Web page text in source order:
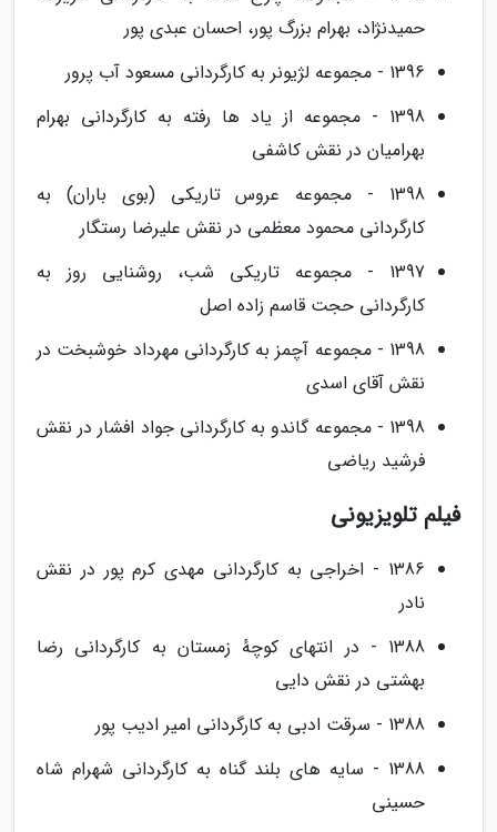
حمیدنژاد، بهرام بزرگ پور، احسان عبدی پور
1396 - مجموعه لژیونر به کارگردانی مسعود آب پرور
1398 - مجموعه از یاد ها رفته به کارگردانی بهرام
بهرامیان در نقش کاشفی
1398 - مجموعه عروس تاریکی (بوی باران) به
کارگردانی محمود معظمی در نقش علیرضا رستگار
1397 - مجموعه تاریکی شب، روشنایی روز به
کارگردانی حجت قاسم زاده اصل
1398 - مجموعه آچمز به کارگردانی مهرداد خوشبخت در
نقش آقای اسدی
1398 - مجموعه گاندو به کارگردانی جواد افشار در نقش
فرشید ریاضی
فیلم تلویزیونی
1386 - اخراجی به کارگردانی مهدی کرم پور در نقش
نادر
1388 - در انتهای کوچهٔ زمستان به کارگردانی رضا
بهشتی در نقش دایی
1388 - سرقت ادبی به کارگردانی امیر ادیب پور
1388 - سایه های بلند گناه به کارگردانی شهرام شاه
حسینی